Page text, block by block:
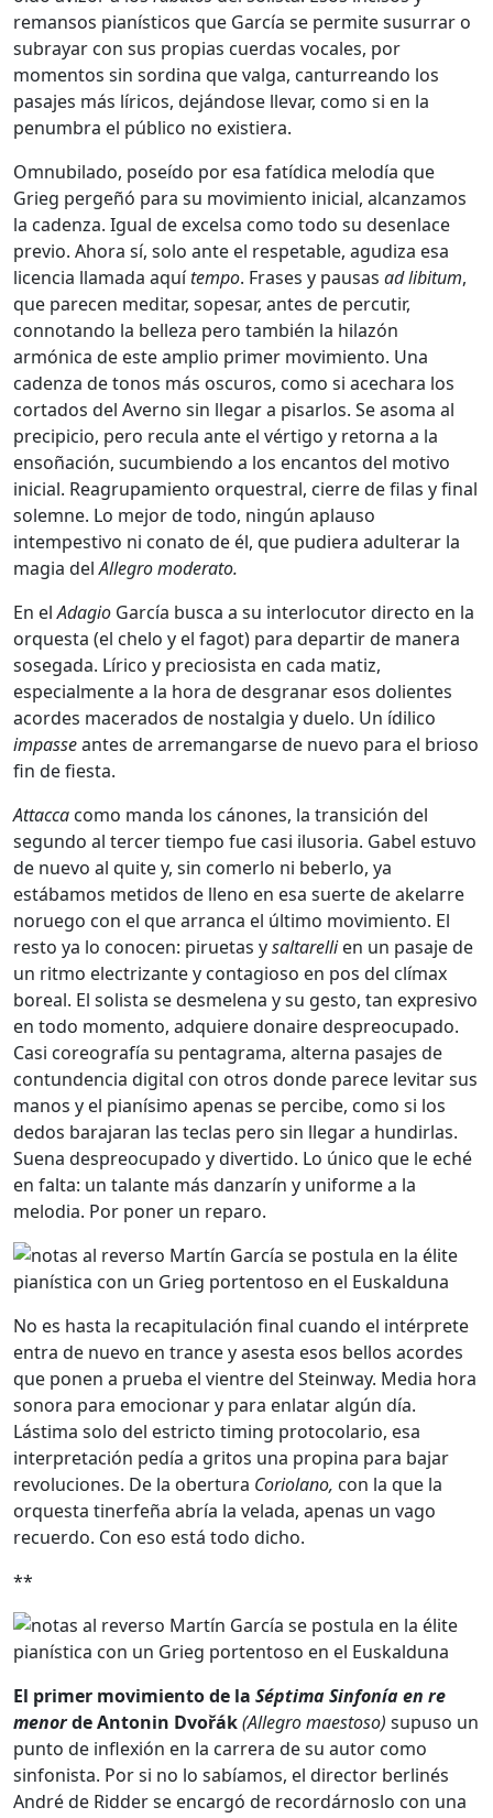
remansos pianísticos que García se permite susurrar o
subrayar con sus propias cuerdas vocales, por
momentos sin sordina que valga, canturreando los
pasajes más líricos, dejándose llevar, como si en la
penumbra el público no existiera.
Omnubilado, poseído por esa fatídica melodía que
Grieg pergeñó para su movimiento inicial, alcanzamos
la cadenza. Igual de excelsa como todo su desenlace
previo. Ahora sí, solo ante el respetable, agudiza esa
licencia llamada aquítempo. Frases y pausas ad libitum,
que parecen meditar, sopesar, antes de percutir,
connotando la belleza pero también la hilazón
armónica de este amplio primer movimiento. Una
cadenza de tonos más oscuros, como si acechara los
cortados del Averno sin llegar a pisarlos. Se asoma al
precipicio, pero recula ante el vértigo y retorna a la
ensoñación, sucumbiendo a los encantos del motivo
inicial. Reagrupamiento orquestral, cierre de filas y final
solemne. Lo mejor de todo, ningún aplauso
intempestivo ni conato de él, que pudiera adulterar la
magia delAllegro moderato.
En elAdagio García busca a su interlocutor directo en la
orquesta (el chelo y el fagot) para departir de manera
sosegada. Lírico y preciosista en cada matiz,
especialmente a la hora de desgranar esos dolientes
acordes macerados de nostalgia y duelo. Un ídilico
impasseantes de arremangarse de nuevo para el brioso
fin de fiesta.
Attacca como manda los cánones, la transición del
segundo al tercer tiempo fue casi ilusoria. Gabel estuvo
de nuevo al quite y, sin comerlo ni beberlo, ya
estábamos metidos de lleno en esa suerte de akelarre
noruego con el que arranca el último movimiento. El
resto ya lo conocen: piruetas ysaltarellien un pasaje de
un ritmo electrizante y contagioso en pos del clímax
boreal. El solista se desmelena y su gesto, tan expresivo
en todo momento, adquiere donaire despreocupado.
Casi coreografía su pentagrama, alterna pasajes de
contundencia digital con otros donde parece levitar sus
manos y el pianísimo apenas se percibe, como si los
dedos barajaran las teclas pero sin llegar a hundirlas.
Suena despreocupado y divertido. Lo único que le eché
en falta: un talante más danzarín y uniforme a la
melodia. Por poner un reparo.
No es hasta la recapitulación final cuando el intérprete
entra de nuevo en trance y asesta esos bellos acordes
que ponen a prueba el vientre del Steinway. Media hora
sonora para emocionar y para enlatar algún día.
Lástima solo del estricto timing protocolario, esa
interpretación pedía a gritos una propina para bajar
revoluciones. De la obertura Coriolano, con la que la
orquesta tinerfeña abría la velada, apenas un vago
recuerdo. Con eso está todo dicho.
**
El primer movimiento de la Séptima Sinfoníaen re
menorde Antonin Dvořák(Allegro maestoso) supuso un
punto de inflexión en la carrera de su autor como
sinfonista. Por si no lo sabíamos, el director berlinés
André de Ridder se encargó de recordárnoslo con una